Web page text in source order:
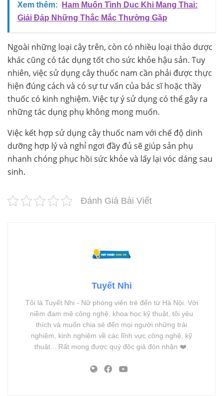
Xem thêm:
Ham Muốn Tình Dục Khi Mang Thai:
Giải Đáp Những Thắc Mắc Thường Gặp
Ngoài những loại cây trên, còn có nhiều loại thảo dược
khác cũng có tác dụng tốt cho sức khỏe hậu sản. Tuy
nhiên, việc sử dụng cây thuốc nam cần phải được thực
hiện đúng cách và có sự tư vấn của bác sĩ hoặc thầy
thuốc có kinh nghiệm. Việc tự ý sử dụng có thể gây ra
những tác dụng phụ không mong muốn.
Việc kết hợp sử dụng cây thuốc nam với chế độ dinh
dưỡng hợp lý và nghỉ ngơi đầy đủ sẽ giúp sản phụ
nhanh chóng phục hồi sức khỏe và lấy lại vóc dáng sau
sinh.
Đánh Giá Bài Viết
Tuyết Nhi
Tôi là Tuyết Nhi - Nữ phóng viên trẻ đến từ Hà Nội. Với
niềm đam mê công nghệ, khoa học kỹ thuật, tôi yêu
thích và muốn chia sẻ đến mọi người những trải
nghiệm, kinh nghiệm về các lĩnh vực công nghệ, kỹ
thuật... Rất mong được quý độc giả đón nhận ❤️.